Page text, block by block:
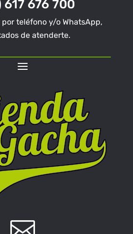
617 676 700
teléfono y/o WhatsApp,
de atenderte.